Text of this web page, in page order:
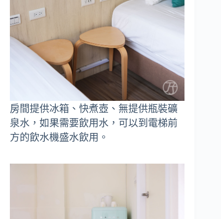
房間提供冰箱、快煮壺、無提供瓶裝礦
泉水，如果需要飲用水，可以到電梯前
方的飲水機盛水飲用。